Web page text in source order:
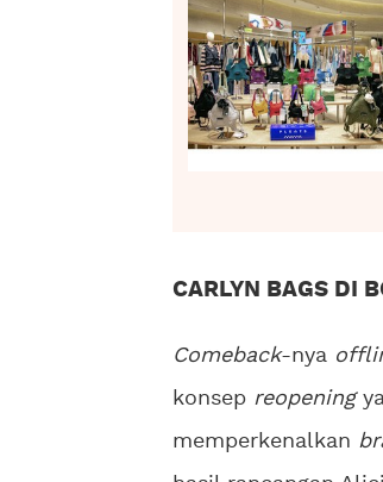
CARLYN BAGS DI
Comeback-nya
konsep reopening
memperkenalkan